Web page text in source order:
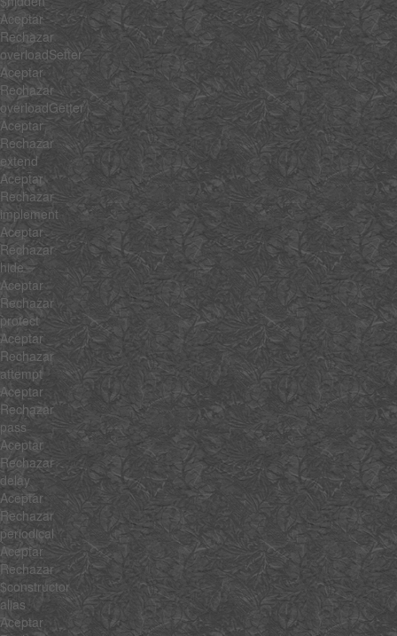
Aceptar
Rechazar
overloadSetter
Aceptar
Rechazar
overloadGetter
Aceptar
Rechazar
extend
Aceptar
Rechazar
implement
Aceptar
Rechazar
hide
Aceptar
Rechazar
protect
Aceptar
Rechazar
attempt
Aceptar
Rechazar
pass
Aceptar
Rechazar
delay
Aceptar
Rechazar
periodical
Aceptar
Rechazar
$constructor
alias
Aceptar